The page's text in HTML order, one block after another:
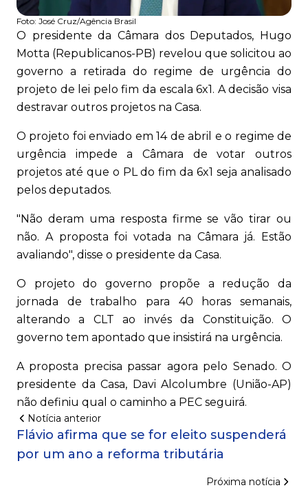
Foto: José Cruz/Agência Brasil
O presidente da Câmara dos Deputados, Hugo
Motta (Republicanos-PB) revelou que solicitou ao
governo a retirada do regime de urgência do
projeto de lei pelo fim da escala 6x1. A decisão visa
destravar outros projetos na Casa.
O projeto foi enviado em 14 de abril e o regime de
urgência impede a Câmara de votar outros
projetos até que o PL do fim da 6x1 seja analisado
pelos deputados.
"Não deram uma resposta firme se vão tirar ou
não. A proposta foi votada na Câmara já. Estão
avaliando", disse o presidente da Casa.
O projeto do governo propõe a redução da
jornada de trabalho para 40 horas semanais,
alterando a CLT ao invés da Constituição. O
governo tem apontado que insistirá na urgência.
A proposta precisa passar agora pelo Senado. O
presidente da Casa, Davi Alcolumbre (União-AP)
não definiu qual o caminho a PEC seguirá.
Notícia anterior
Flávio afirma que se for eleito suspenderá
por um ano a reforma tributária
Próxima notícia